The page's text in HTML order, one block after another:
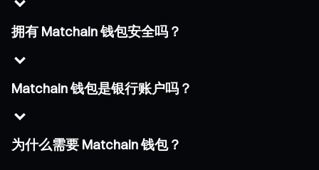
拥有 Matchain 钱包安全吗？
Matchain 钱包是银行账户吗？
为什么需要 Matchain 钱包？